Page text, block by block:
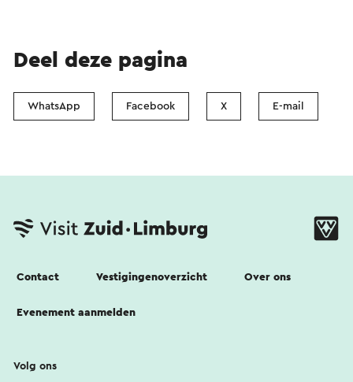
Deel deze pagina
WhatsApp Facebook X E-mail
Contact Vestigingenoverzicht Over ons
Evenement aanmelden
Volg ons